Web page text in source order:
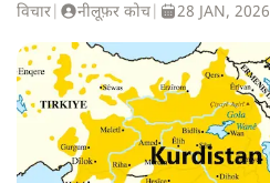
विचार नीलूफ़र कोच 28 JAN, 2026